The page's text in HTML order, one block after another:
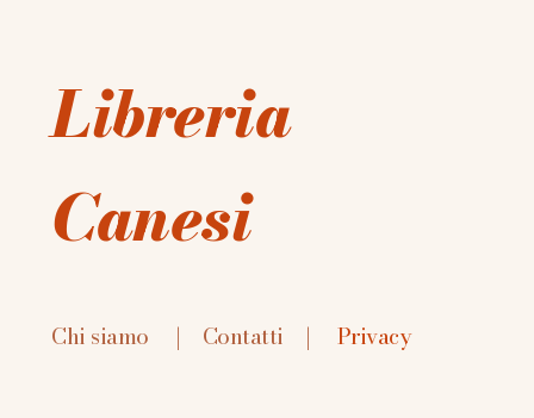
Libreria
Canesi
Chi siamo | Contatti | Privacy